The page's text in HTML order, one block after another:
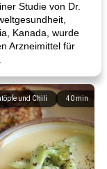
Studie von Dr.
Kanada, wurde
Arzneimittel für
40 min
und Chili